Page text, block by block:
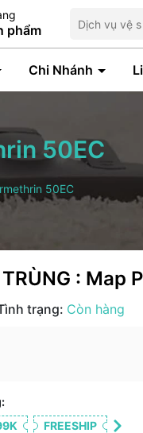
phẩm
Chi Nhánh
50EC
50EC
: Map
trạng: Còn hàng
FREESHIP